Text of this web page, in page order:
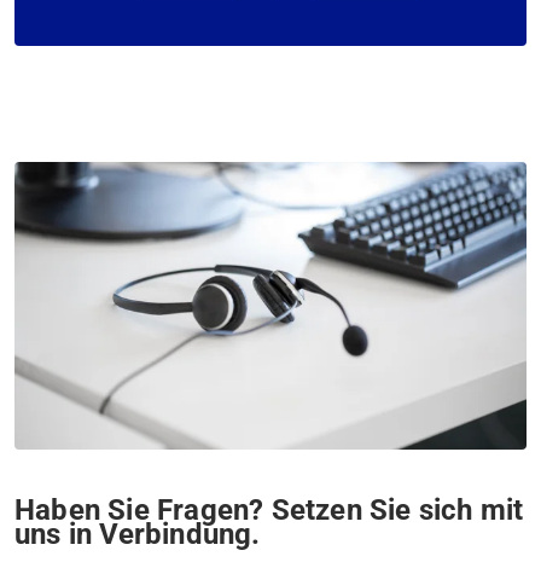
Haben Sie Fragen? Setzen Sie sich mit
uns in Verbindung.